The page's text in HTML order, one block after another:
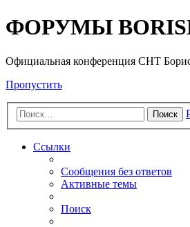
ФОРУМЫ
Официальная конференция СНТ
Пропустить
Поиск
Ссылки
Сообщения без ответов
Активные темы
Поиск